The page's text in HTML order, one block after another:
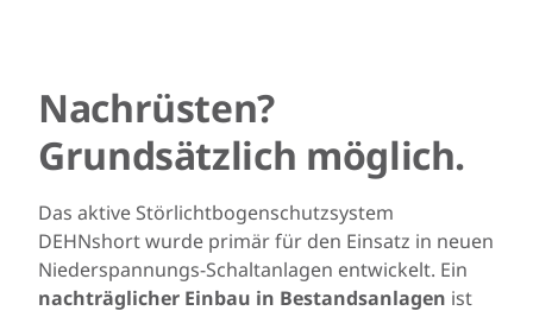
Nachrüsten?
Grundsätzlich möglich.
Das aktive Störlichtbogenschutzsystem
DEHNshort wurde primär für den Einsatz in neuen
Niederspannungs-Schaltanlagen entwickelt. Ein
nachträglicher Einbau in Bestandsanlagen ist